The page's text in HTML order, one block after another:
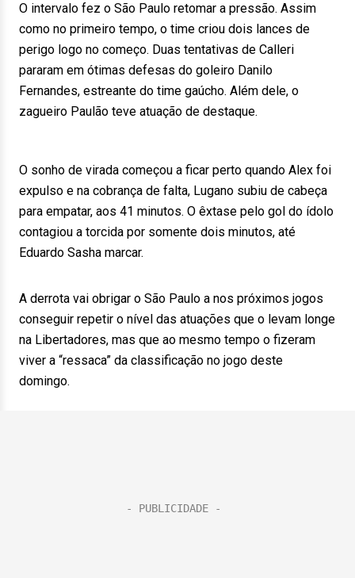
O intervalo fez o São Paulo retomar a pressão. Assim
como no primeiro tempo, o time criou dois lances de
perigo logo no começo. Duas tentativas de Calleri
pararam em ótimas defesas do goleiro Danilo
Fernandes, estreante do time gaúcho. Além dele, o
zagueiro Paulão teve atuação de destaque.
O sonho de virada começou a ficar perto quando Alex foi
expulso e na cobrança de falta, Lugano subiu de cabeça
para empatar, aos 41 minutos. O êxtase pelo gol do ídolo
contagiou a torcida por somente dois minutos, até
Eduardo Sasha marcar.
A derrota vai obrigar o São Paulo a nos próximos jogos
conseguir repetir o nível das atuações que o levam longe
na Libertadores, mas que ao mesmo tempo o fizeram
viver a “ressaca” da classificação no jogo deste
domingo.